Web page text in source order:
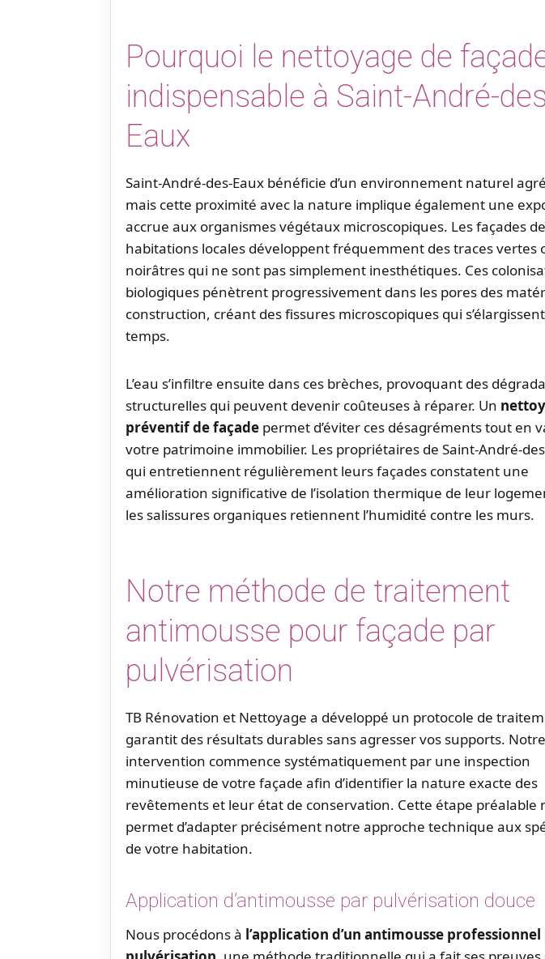
Pourquoi le nettoyage de
indispensable à Saint-André-
Eaux
Saint-André-des-Eaux bénéficie d’un environnement naturel
mais cette proximité avec la nature implique également une
accrue aux organismes végétaux microscopiques. Les façades
habitations locales développent fréquemment des traces vertes
noirâtres qui ne sont pas simplement inesthétiques. Ces
biologiques pénètrent progressivement dans les pores des
construction, créant des fissures microscopiques qui
temps.
L’eau s’infiltre ensuite dans ces brèches, provoquant des
structurelles qui peuvent devenir coûteuses à réparer. Un
préventif de façade permet d’éviter ces désagréments tout en
votre patrimoine immobilier. Les propriétaires de Saint-André-
qui entretiennent régulièrement leurs façades constatent une
amélioration significative de l’isolation thermique de leur
les salissures organiques retiennent l’humidité contre les murs.
Notre méthode de traitement
antimousse pour façade par
pulvérisation
TB Rénovation et Nettoyage a développé un protocole de
garantit des résultats durables sans agresser vos supports. Notre
intervention commence systématiquement par une inspection
minutieuse de votre façade afin d’identifier la nature exacte des
revêtements et leur état de conservation. Cette étape préalable
permet d’adapter précisément notre approche technique aux
de votre habitation.
Application d’antimousse par pulvérisation douce
Nous procédons à l’application d’un antimousse